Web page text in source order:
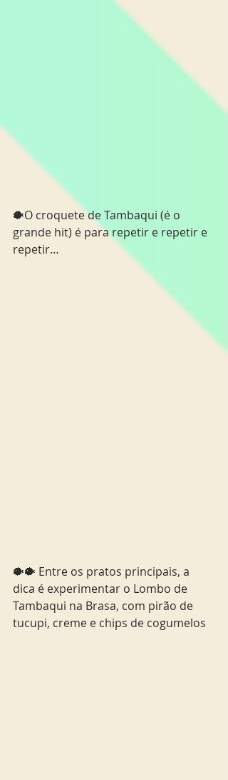
🐡O croquete de Tambaqui (é o
grande hit) é para repetir e repetir e
repetir…
🐡🐡 Entre os pratos principais, a
dica é experimentar o Lombo de
Tambaqui na Brasa, com pirão de
tucupi, creme e chips de cogumelos